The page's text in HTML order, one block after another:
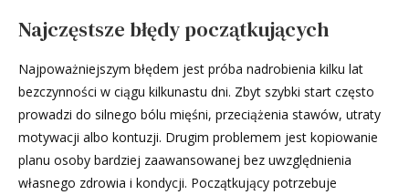
Najczęstsze błędy początkujących
Najpoważniejszym błędem jest próba nadrobienia kilku lat
bezczynności w ciągu kilkunastu dni. Zbyt szybki start często
prowadzi do silnego bólu mięśni, przeciążenia stawów, utraty
motywacji albo kontuzji. Drugim problemem jest kopiowanie
planu osoby bardziej zaawansowanej bez uwzględnienia
własnego zdrowia i kondycji. Początkujący potrzebuje